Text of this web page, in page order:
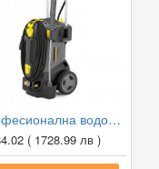
Професионална водоструйка Karcher HD 5/12 C *EU
( 1728.99 лв )